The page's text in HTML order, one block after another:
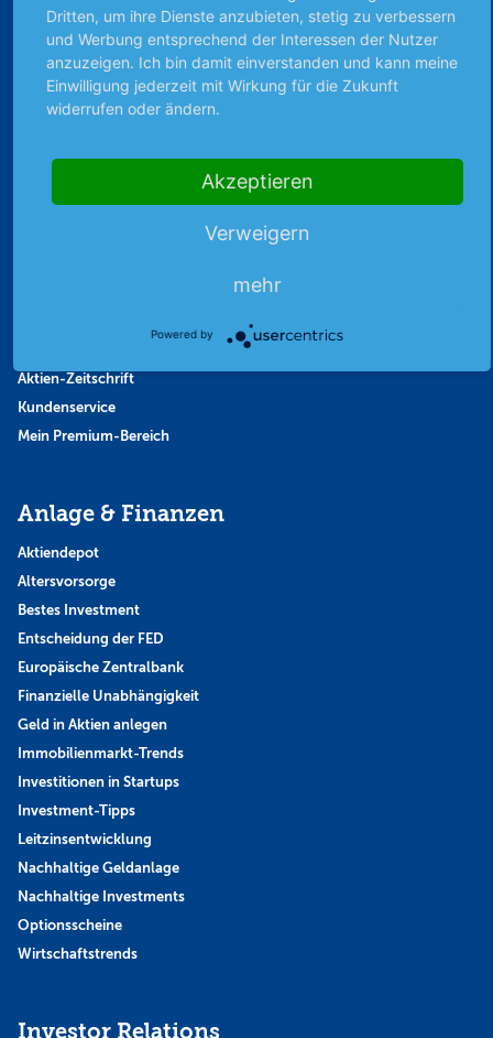
Favoriten
Finanzpodcast
Strategie
Thema der Woche
Aktien-Zeitschrift
Kundenservice
Mein Premium-Bereich
Anlage & Finanzen
Aktiendepot
Altersvorsorge
Bestes Investment
Entscheidung der FED
Europäische Zentralbank
Finanzielle Unabhängigkeit
Geld in Aktien anlegen
Immobilienmarkt-Trends
Investitionen in Startups
Investment-Tipps
Leitzinsentwicklung
Nachhaltige Geldanlage
Nachhaltige Investments
Optionsscheine
Wirtschaftstrends
Investor Relations
Dritten, um ihre Dienste anzubieten, stetig zu verbessern
und Werbung entsprechend der Interessen der Nutzer
anzuzeigen. Ich bin damit einverstanden und kann meine
Einwilligung jederzeit mit Wirkung für die Zukunft
widerrufen oder ändern.
Akzeptieren
Verweigern
mehr
Powered by